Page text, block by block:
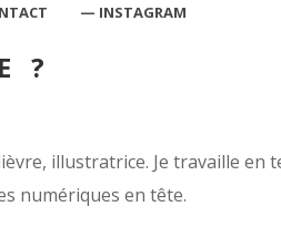
— INSTAGRAM
?
illustratrice. Je travaille en
numériques en tête.